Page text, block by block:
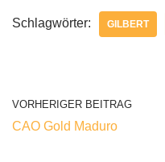
Schlagwörter: GILBERT
VORHERIGER BEITRAG
CAO Gold Maduro